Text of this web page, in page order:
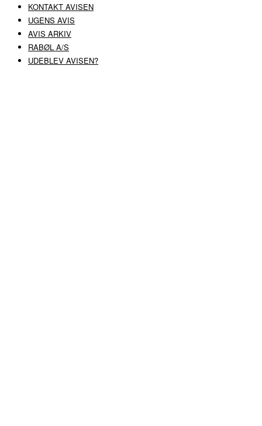
KONTAKT AVISEN
UGENS AVIS
AVIS ARKIV
RABØL A/S
UDEBLEV AVISEN?